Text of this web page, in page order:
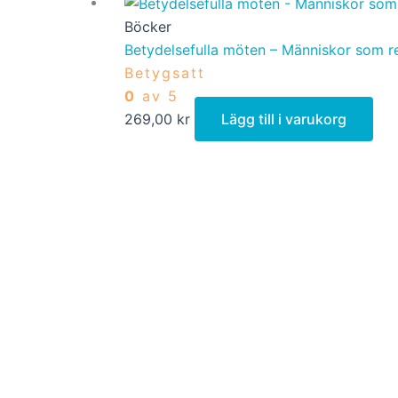
Böcker
Betydelsefulla möten – Människor som
Betygsatt
0 av 5
269,00 kr Lägg till i varukorg